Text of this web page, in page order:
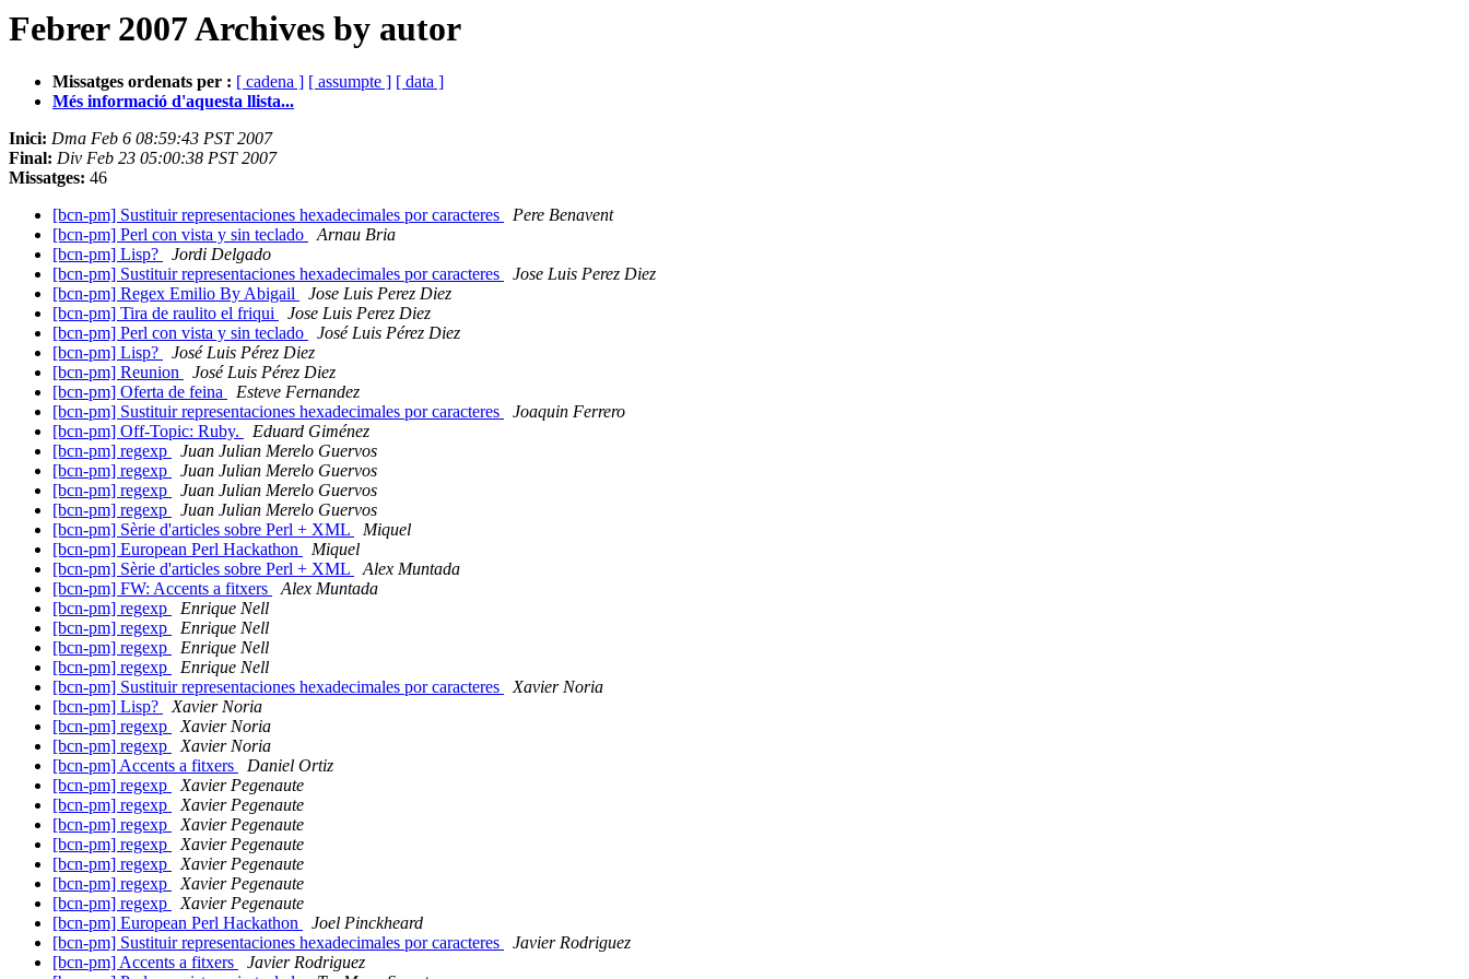
Febrer 2007 Archives by autor
Missatges ordenats per : [ cadena ] [ assumpte ] [ data ]
Més informació d'aquesta llista...
Inici: Dma Feb 6 08:59:43 PST 2007
Final: Div Feb 23 05:00:38 PST 2007
Missatges: 46
[bcn-pm] Sustituir representaciones hexadecimales por caracteres
Pere Benavent
[bcn-pm] Perl con vista y sin teclado
Arnau Bria
[bcn-pm] Lisp?
Jordi Delgado
[bcn-pm] Sustituir representaciones hexadecimales por caracteres
Jose Luis Perez Diez
[bcn-pm] Regex Emilio By Abigail
Jose Luis Perez Diez
[bcn-pm] Tira de raulito el friqui
Jose Luis Perez Diez
[bcn-pm] Perl con vista y sin teclado
José Luis Pérez Diez
[bcn-pm] Lisp?
José Luis Pérez Diez
[bcn-pm] Reunion
José Luis Pérez Diez
[bcn-pm] Oferta de feina
Esteve Fernandez
[bcn-pm] Sustituir representaciones hexadecimales por caracteres
Joaquin Ferrero
[bcn-pm] Off-Topic: Ruby.
Eduard Giménez
[bcn-pm] regexp
Juan Julian Merelo Guervos
[bcn-pm] regexp
Juan Julian Merelo Guervos
[bcn-pm] regexp
Juan Julian Merelo Guervos
[bcn-pm] regexp
Juan Julian Merelo Guervos
[bcn-pm] Sèrie d'articles sobre Perl + XML
Miquel
[bcn-pm] European Perl Hackathon
Miquel
[bcn-pm] Sèrie d'articles sobre Perl + XML
Alex Muntada
[bcn-pm] FW: Accents a fitxers
Alex Muntada
[bcn-pm] regexp
Enrique Nell
[bcn-pm] regexp
Enrique Nell
[bcn-pm] regexp
Enrique Nell
[bcn-pm] regexp
Enrique Nell
[bcn-pm] Sustituir representaciones hexadecimales por caracteres
Xavier Noria
[bcn-pm] Lisp?
Xavier Noria
[bcn-pm] regexp
Xavier Noria
[bcn-pm] regexp
Xavier Noria
[bcn-pm] Accents a fitxers
Daniel Ortiz
[bcn-pm] regexp
Xavier Pegenaute
[bcn-pm] regexp
Xavier Pegenaute
[bcn-pm] regexp
Xavier Pegenaute
[bcn-pm] regexp
Xavier Pegenaute
[bcn-pm] regexp
Xavier Pegenaute
[bcn-pm] regexp
Xavier Pegenaute
[bcn-pm] regexp
Xavier Pegenaute
[bcn-pm] European Perl Hackathon
Joel Pinckheard
[bcn-pm] Sustituir representaciones hexadecimales por caracteres
Javier Rodriguez
[bcn-pm] Accents a fitxers
Javier Rodriguez